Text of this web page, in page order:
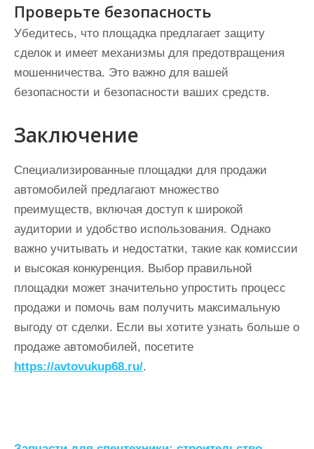
Проверьте безопасность
Убедитесь, что площадка предлагает защиту
сделок и имеет механизмы для предотвращения
мошенничества. Это важно для вашей
безопасности и безопасности ваших средств.
Заключение
Специализированные площадки для продажи
автомобилей предлагают множество
преимуществ, включая доступ к широкой
аудитории и удобство использования. Однако
важно учитывать и недостатки, такие как комиссии
и высокая конкуренция. Выбор правильной
площадки может значительно упростить процесс
продажи и помочь вам получить максимальную
выгоду от сделки. Если вы хотите узнать больше о
продаже автомобилей, посетите
https://avtovukup68.ru/.